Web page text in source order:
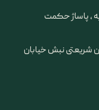
، پاساژ حکمت
شریعتی نبش خیابان